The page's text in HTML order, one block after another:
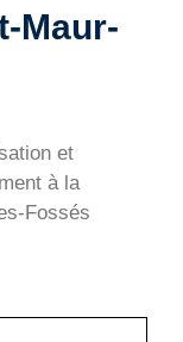
Maur-
et
à la
Fossés